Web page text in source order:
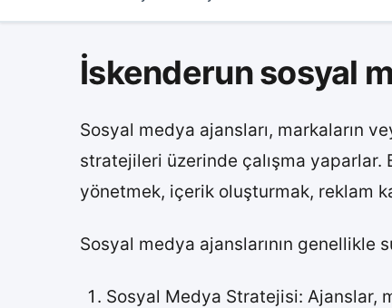
İskenderun sosyal
Sosyal medya ajansları, markaların
stratejileri üzerinde çalışma yaparlar.
yönetmek, içerik oluşturmak, reklam
Sosyal medya ajanslarının genellikle
Sosyal Medya Stratejisi: Ajanslar,